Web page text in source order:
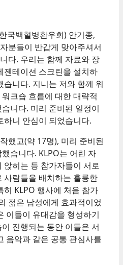
국백혈병환우회) 안기종,
분들이 반갑게 맞아주셔서
다. 우리는 함께 자료와 장
젠테이션 스크린을 설치하
니다. 지니는 저와 함께 워
크숍 흐름에 대한 대략적
니다. 미리 준비된 일정이
하니 안심이 되었습니다.
했고(약 17명), 미리 준비된
습니다. KLPO는 어린 자
앉히는 등 참가자들이 서로
사람들을 배치하는 훌륭한
KLPO 행사에 처음 참가
젊은 남성에게 효과적이었
이들이 유대감을 형성하기
진행되는 동안 이들은 서
음악과 같은 공통 관심사를